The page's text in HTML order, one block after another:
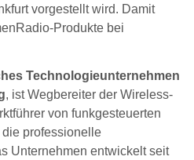
vorgestellt wird. Damit
Produkte bei
Technologieunternehmen
, ist Wegbereiter der Wireless-
von funkgesteuerten
professionelle
Unternehmen entwickelt seit